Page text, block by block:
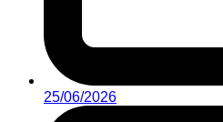
25/06/2026